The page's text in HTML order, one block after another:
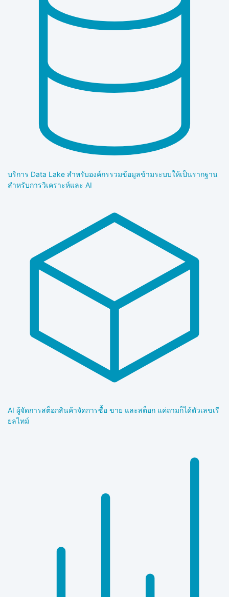
บริการ Data Lake สำหรับองค์กรรวมข้อมูลข้ามระบบให้เป็นรากฐาน
สำหรับการวิเคราะห์และ AI
AI ผู้จัดการสต็อกสินค้าจัดการซื้อ ขาย และสต็อก แค่ถามก็ได้ตัวเลขเรี
ยลไทม์